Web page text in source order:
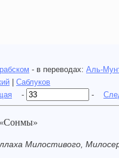
- в переводах: Аль-
| Саблуков
- -
Милостивого,